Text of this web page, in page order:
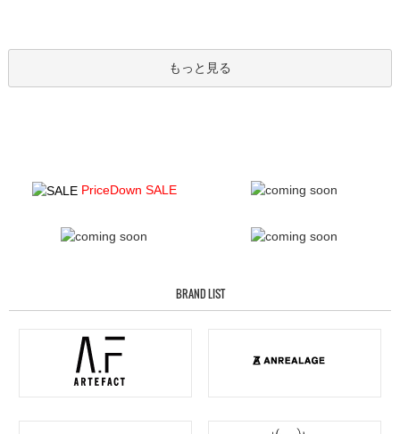
もっと見る
PriceDown SALE
BRAND LIST